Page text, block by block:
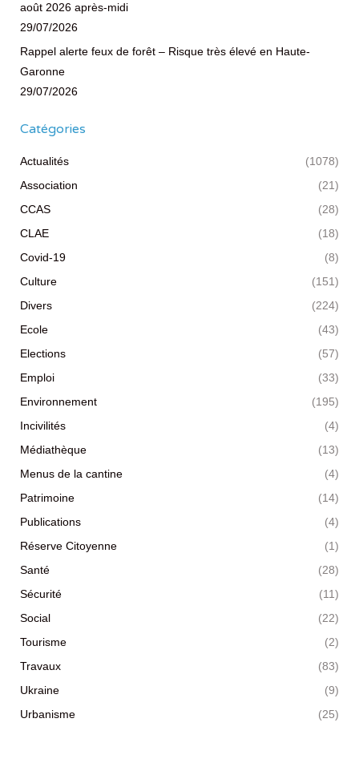
août 2026 après-midi
29/07/2026
Rappel alerte feux de forêt – Risque très élevé en Haute-
Garonne
29/07/2026
Catégories
Actualités
(1078)
Association
(21)
CCAS
(28)
CLAE
(18)
Covid-19
(8)
Culture
(151)
Divers
(224)
Ecole
(43)
Elections
(57)
Emploi
(33)
Environnement
(195)
Incivilités
(4)
Médiathèque
(13)
Menus de la cantine
(4)
Patrimoine
(14)
Publications
(4)
Réserve Citoyenne
(1)
Santé
(28)
Sécurité
(11)
Social
(22)
Tourisme
(2)
Travaux
(83)
Ukraine
(9)
Urbanisme
(25)